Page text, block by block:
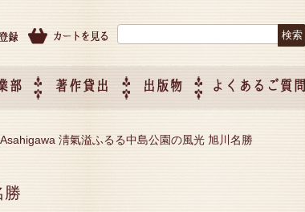
部 著作貸出 出版物 よくあるご質問
淸氣溢ふるる中島公園の風光 旭川名勝
勝